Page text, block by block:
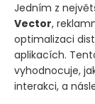
Jedním z
Vector,
optimalizaci
aplikacích.
vyhodnocuje,
interakci, a